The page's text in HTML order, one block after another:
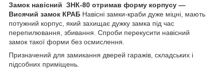
Замок навісний ЗНК-80 отримав форму корпусу —
Висячий замок КРАБ Навісні замки-краби дуже міцні, мають
потужний корпус, який захищає дужку замка під час
перепилювання, збивання. Спроби перекусити навісний
замок такої форми без осмислення.
Призначений для замикання дверей гаражів, складських і
підсобних приміщень.